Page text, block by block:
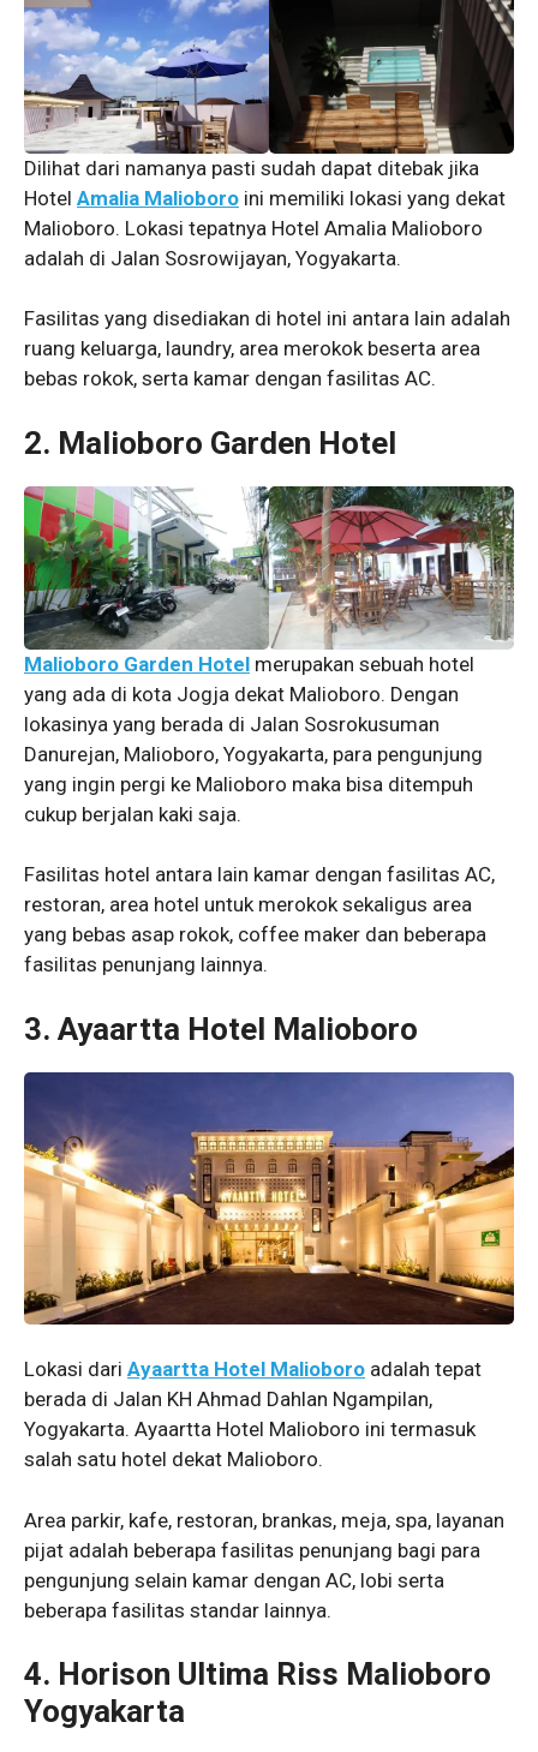
Dilihat dari namanya pasti sudah dapat ditebak jika
Hotel Amalia Malioboro ini memiliki lokasi yang dekat
Malioboro. Lokasi tepatnya Hotel Amalia Malioboro
adalah di Jalan Sosrowijayan, Yogyakarta.
Fasilitas yang disediakan di hotel ini antara lain adalah
ruang keluarga, laundry, area merokok beserta area
bebas rokok, serta kamar dengan fasilitas AC.
2. Malioboro Garden Hotel
Malioboro Garden Hotel merupakan sebuah hotel
yang ada di kota Jogja dekat Malioboro. Dengan
lokasinya yang berada di Jalan Sosrokusuman
Danurejan, Malioboro, Yogyakarta, para pengunjung
yang ingin pergi ke Malioboro maka bisa ditempuh
cukup berjalan kaki saja.
Fasilitas hotel antara lain kamar dengan fasilitas AC,
restoran, area hotel untuk merokok sekaligus area
yang bebas asap rokok, coffee maker dan beberapa
fasilitas penunjang lainnya.
3. Ayaartta Hotel Malioboro
Lokasi dari Ayaartta Hotel Malioboro adalah tepat
berada di Jalan KH Ahmad Dahlan Ngampilan,
Yogyakarta. Ayaartta Hotel Malioboro ini termasuk
salah satu hotel dekat Malioboro.
Area parkir, kafe, restoran, brankas, meja, spa, layanan
pijat adalah beberapa fasilitas penunjang bagi para
pengunjung selain kamar dengan AC, lobi serta
beberapa fasilitas standar lainnya.
4. Horison Ultima Riss Malioboro
Yogyakarta